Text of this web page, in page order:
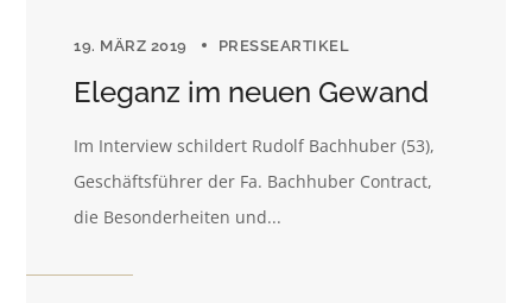
19. MÄRZ 2019 PRESSEARTIKEL
Eleganz im neuen Gewand
Im Interview schildert Rudolf Bachhuber (53),
Geschäftsführer der Fa. Bachhuber Contract,
die Besonderheiten und...